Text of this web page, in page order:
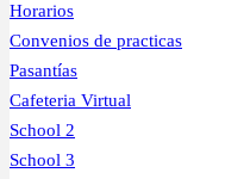
Horarios
Convenios de practicas
Pasantías
Cafeteria Virtual
School 2
School 3